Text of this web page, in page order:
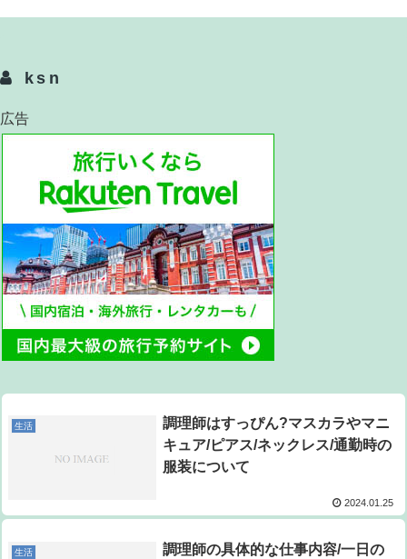
ksn
広告
生活
調理師はすっぴん?マスカラやマニ
キュア/ピアス/ネックレス/通勤時の
服装について
2024.01.25
生活
調理師の具体的な仕事内容/一日の